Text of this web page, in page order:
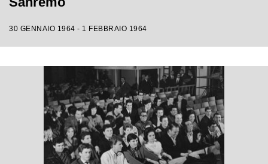
30 GENNAIO 1964 - 1 FEBBRAIO 1964